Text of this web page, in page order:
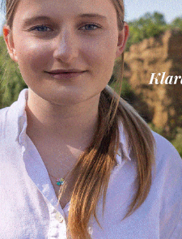
Cronaca 3 Agosto 2026
Scomparso da una
Fiorentino l’uomo che
Levane nel 2020
Articolo precedente
Isis Valdarno, l’indirizzo Moda torna
nel plesso Marconi di San Giovanni